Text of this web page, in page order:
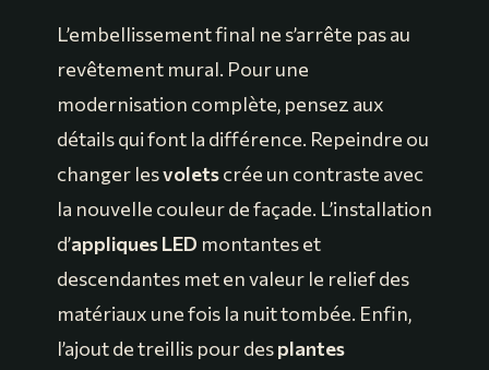
L’embellissement final ne s’arrête pas au
revêtement mural. Pour une
modernisation complète, pensez aux
détails qui font la différence. Repeindre ou
changer lesvoletscrée un contraste avec
la nouvelle couleur de façade. L’installation
d’appliques LED montantes et
descendantes met en valeur le relief des
matériaux une fois la nuit tombée. Enfin,
l’ajout de treillis pour desplantes